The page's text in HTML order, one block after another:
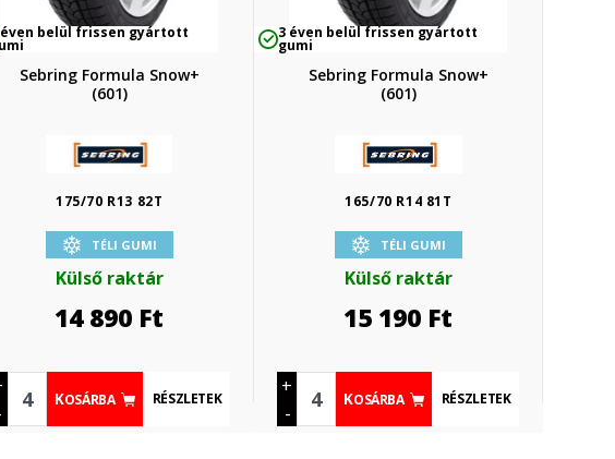
belül frissen gyártott
Sebring Formula Snow+
(601)
175/70 R13 82T
TÉLI GUMI
Külső raktár
14 890 Ft
KOSÁRBA RÉSZLETEK
3 éven belül frissen gyártott
gumi
Sebring Formula Snow+
(601)
165/70 R14 81T
TÉLI GUMI
Külső raktár
15 190 Ft
+
-
KOSÁRBA RÉSZLETEK